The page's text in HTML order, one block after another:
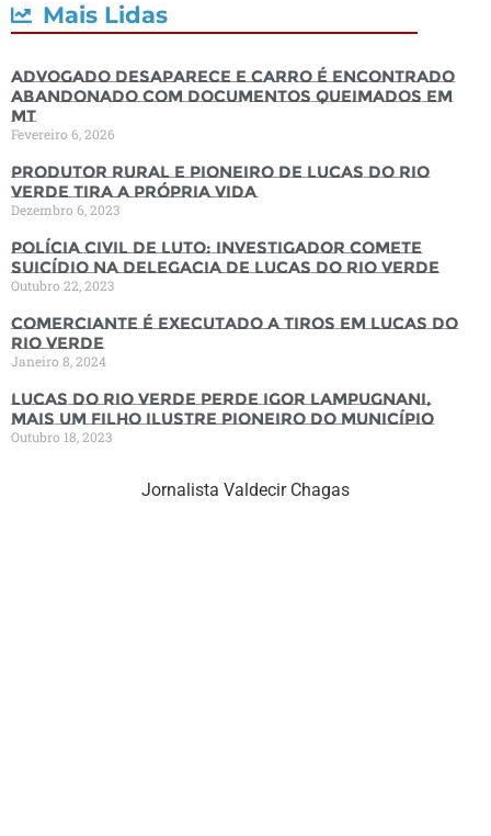
Mais Lidas
Advogado desaparece e carro é encontrado
abandonado com documentos queimados em
MT
Fevereiro 6, 2026
Produtor rural e pioneiro de Lucas do Rio
Verde tira a própria vida
Dezembro 6, 2023
Polícia Civil de luto: Investigador comete
suicídio na Delegacia de Lucas do Rio Verde
Outubro 22, 2023
Comerciante é executado a tiros em Lucas do
Rio Verde
Janeiro 8, 2024
Lucas do Rio Verde perde Igor Lampugnani,
mais um filho ilustre pioneiro do município
Outubro 18, 2023
Jornalista Valdecir Chagas